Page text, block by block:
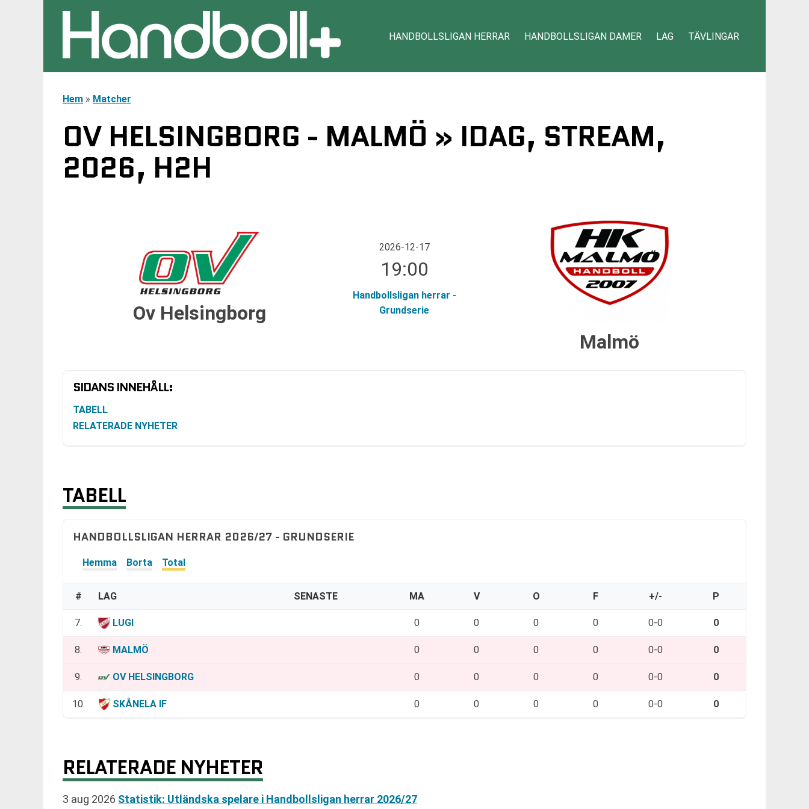
HANDBOLLSLIGAN HERRAR HANDBOLLSLIGAN DAMER LAG TÄVLINGAR
Hem » Matcher
OV HELSINGBORG - MALMÖ » IDAG, STREAM,
2026, H2H
Ov Helsingborg
2026-12-17
19:00
Handbollsligan herrar -
Grundserie
Malmö
SIDANS INNEHÅLL:
TABELL
RELATERADE NYHETER
TABELL
HANDBOLLSLIGAN HERRAR 2026/27 - GRUNDSERIE
Hemma Borta Total
# LAG SENASTE MA V O F +/- P
7. LUGI 0 0 0 0 0-0 0
8. MALMÖ 0 0 0 0 0-0 0
9. OV HELSINGBORG 0 0 0 0 0-0 0
10. SKÅNELA IF 0 0 0 0 0-0 0
RELATERADE NYHETER
3 aug 2026 Statistik: Utländska spelare i Handbollsligan herrar 2026/27